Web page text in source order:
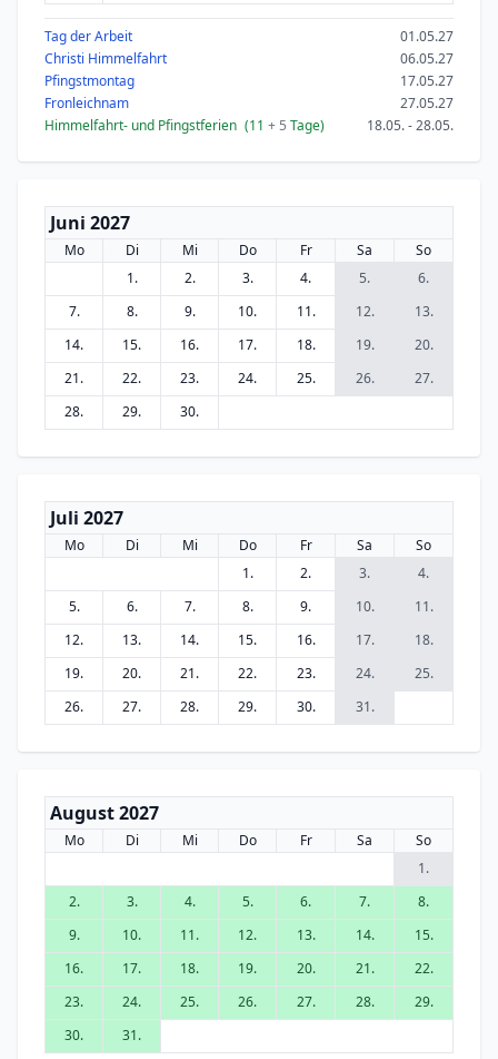
Tag der Arbeit
01.05.27
Christi Himmelfahrt
06.05.27
Pfingstmontag
17.05.27
Fronleichnam
27.05.27
Himmelfahrt- und Pfingstferien (11 + 5 Tage) 18.05. - 28.05.
Juni 2027
Mo Di Mi Do Fr Sa
So
1.
2. 3. 4. 5.
6.
7.
8. 9. 10. 11. 12.
13.
14.
15. 16. 17. 18. 19.
20.
21.
22. 23. 24. 25. 26.
27.
28.
29. 30.
Juli 2027
Mo Di Mi Do Fr Sa
So
1.
2. 3.
4.
5.
6. 7. 8. 9. 10.
11.
12.
13. 14. 15. 16. 17.
18.
19.
20. 21. 22. 23. 24.
25.
26.
27. 28. 29. 30. 31.
August 2027
Mo Di Mi Do Fr Sa
So
1.
2.
3. 4. 5. 6. 7.
8.
9.
10. 11. 12. 13. 14.
15.
16.
17. 18. 19. 20. 21.
22.
23.
24. 25. 26. 27. 28.
29.
30.
31.